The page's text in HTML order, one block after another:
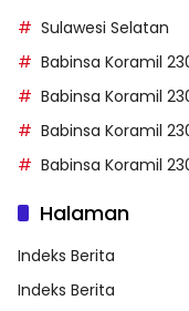
Sulawesi Selatan
Babinsa Koramil
Babinsa Koramil
Babinsa Koramil
Babinsa Koramil
Halaman
Indeks Berita
Indeks Berita